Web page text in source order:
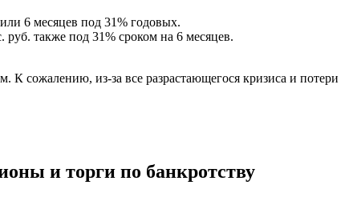
6 месяцев под 31% годовых.
также под 31% сроком на 6 месяцев.
К сожалению, из-за все разрастающегося кризиса и потери
и торги по банкротству